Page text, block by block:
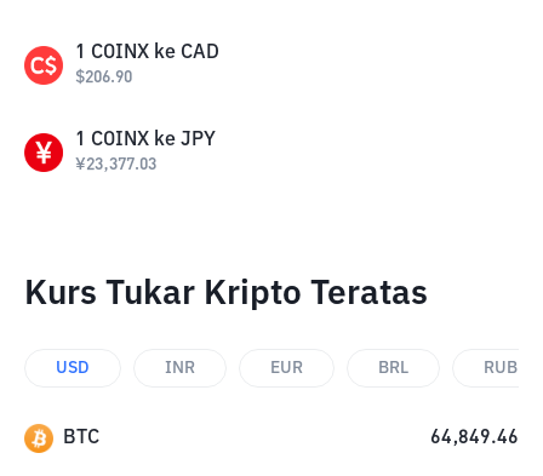
1 COINX ke CAD
$206.90
1 COINX ke JPY
¥23,377.03
Kurs Tukar Kripto Teratas
USD INR EUR BRL RUB
BTC 64,849.46